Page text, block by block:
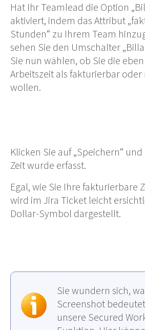
Hat Ihr Teamlead die Option
aktiviert, indem das Attribut
Stunden“ zu Ihrem Team
sehen Sie den Umschalter
Sie nun wählen, ob Sie die
Arbeitszeit als fakturierbar
wollen.
Klicken Sie auf „Speichern“
Zeit wurde erfasst.
Egal, wie Sie Ihre fakturierbare
wird im Jira Ticket leicht
Dollar-Symbol dargestellt.
Sie wundern sich,
Screenshot
unsere Secured